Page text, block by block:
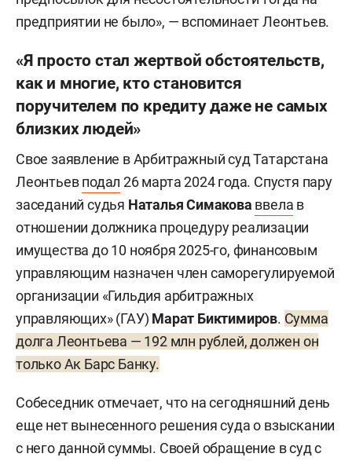
предприятии не было», — вспоминает Леонтьев.
«Я просто стал жертвой обстоятельств,
как и многие, кто становится
поручителем по кредиту даже не самых
близких людей»
Свое заявление в Арбитражный суд Татарстана
Леонтьевподал 26 марта 2024 года. Спустя пару
заседаний судья Наталья Симакова ввела в
отношении должника процедуру реализации
имущества до 10 ноября 2025-го, финансовым
управляющим назначен член саморегулируемой
организации «Гильдия арбитражных
управляющих» (ГАУ) Марат Биктимиров. Сумма
долга Леонтьева — 192 млн рублей, должен он
только Ак Барс Банку.
Собеседник отмечает, что на сегодняшний день
еще нет вынесенного решения суда о взыскании
с него данной суммы. Своей обращение в суд с